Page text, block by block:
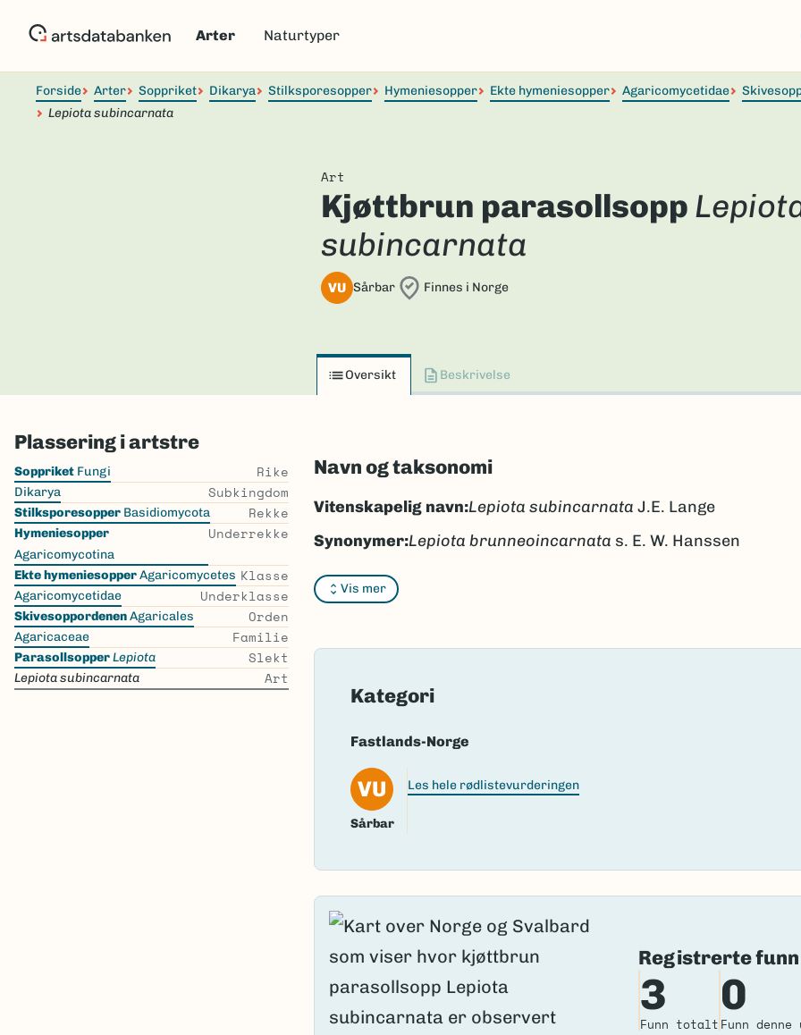
Arter Naturtyper
Forside Arter Soppriket Dikarya Stilksporesopper Hymeniesopper Ekte hymeniesopper Agaricomycetidae
Lepiota subincarnata
Art
Kjøttbrun parasollsopp
subincarnata
VU Sårbar Finnes i Norge
Oversikt Beskrivelse
Plassering i artstre
Skip
the
list
Soppriket Fungi Rike
Dikarya Subkingdom
Stilksporesopper Basidiomycota Rekke
Hymeniesopper
Agaricomycotina
Underrekke
Ekte hymeniesopperAgaricomycetes Klasse
Agaricomycetidae Underklasse
SkivesoppordenenAgaricales Orden
Agaricaceae Familie
ParasollsopperLepiota Slekt
Lepiota subincarnata Art
Navn og taksonomi
Vis mer
Vitenskapelig navn:Lepiota subincarnata J.E. Lange
Synonymer:Lepiota brunneoincarnata s. E. W. Hanssen
Bokmål:kjøttbrun parasollsopp
Nynorsk:Ingen
Takson ID:227889
Gå til Nortaxa for flere detaljer
Kategori
Fastlands-Norge
VU
Sårbar
Les hele rødlistevurderingen
Registrerte funn
3
Funn totalt
0
Funn denne